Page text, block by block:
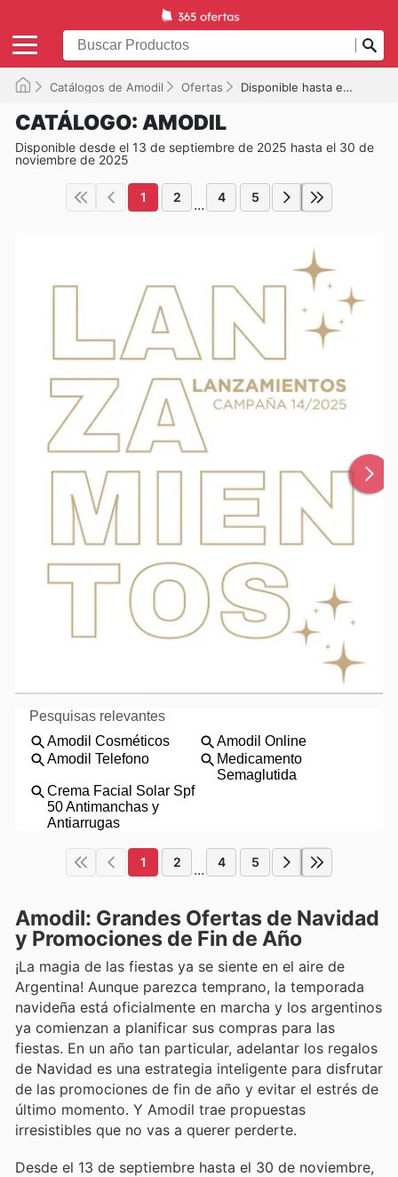
Catálogos de Amodil Ofertas Disponible hasta el 30/11/2025
CATÁLOGO: AMODIL
Disponible desde el 13 de septiembre de 2025 hasta el 30 de
noviembre de 2025
1 2 ... 4 5
1 2 ... 4 5
Amodil: Grandes Ofertas de Navidad
y Promociones de Fin de Año
¡La magia de las fiestas ya se siente en el aire de
Argentina! Aunque parezca temprano, la temporada
navideña está oficialmente en marcha y los argentinos
ya comienzan a planificar sus compras para las
fiestas. En un año tan particular, adelantar los regalos
de Navidad es una estrategia inteligente para disfrutar
de las promociones de fin de año y evitar el estrés de
último momento. Y Amodil trae propuestas
irresistibles que no vas a querer perderte.
Desde el 13 de septiembre hasta el 30 de noviembre,